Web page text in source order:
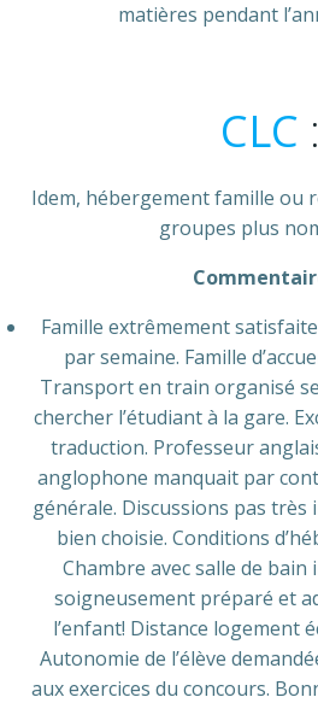
matières pendant
CLC :
Idem, hébergement famille ou
groupes plus
Famille extrêmement
par semaine. Famille
Transport en train organisé
chercher l’étudiant à la gare.
traduction. Professeur
anglophone manquait par
générale. Discussions pas très
bien choisie. Conditions
Chambre avec salle de bain
soigneusement préparé et
l’enfant! Distance logement
Autonomie de l’élève
aux exercices du concours.